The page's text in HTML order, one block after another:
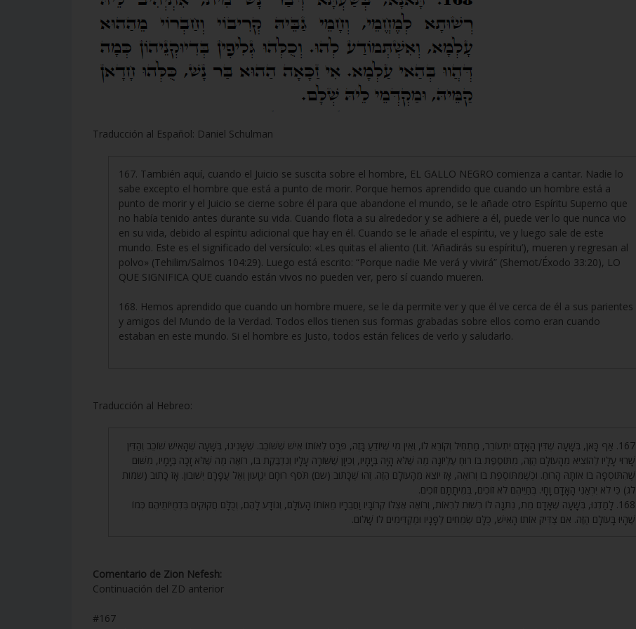
Traducción al Español: Daniel Schulman
167. También aquí, cuando el Juicio se suscita sobre el hombre, EL GALLO NEGRO comienza a cantar. Nadie lo
sabe excepto el hombre que está a punto de morir. Porque hemos aprendido que cuando un hombre está a
punto de morir y el Juicio se cierne sobre él para que abandone el mundo, se le añade otro Espíritu Superno que
no había tenido antes durante su vida. Cuando flota a su alrededor y se adhiere a él, puede ver lo que nunca vio
en su vida, debido al espíritu adicional que hay en él. Cuando se le añade el espíritu, ve y luego sale de este
mundo. Este es el significado del versículo: «Les quitas el aliento (Lit. ‘Añadirás su espíritu’), mueren y regresan al
polvo» (Tehilim/Salmos 104:29). Luego está escrito: “Porque nadie Me verá y vivirá” (Shemot/Éxodo 33:20), LO
QUE SIGNIFICA QUE cuando están vivos no pueden ver, pero sí cuando mueren.
168. Hemos aprendido que cuando un hombre muere, se le da permite ver y que él ve cerca de él a sus parientes
y amigos del Mundo de la Verdad. Todos ellos tienen sus formas grabadas sobre ellos como eran cuando
estaban en este mundo. Si el hombre es Justo, todos están felices de verlo y saludarlo.
Traducción al Hebreo:
167. אַף כָּאן, בְּשָׁעָה שֶׁדִּין הָאָדָם יִתְעוֹרֵר, מַתְחִיל וְקוֹרֵא לוֹ, וְאֵין מִי שֶׁיּוֹדֵעַ בָּזֶה, פְּרָט לְאוֹתוֹ אִישׁ שֶׁשּׁוֹכֵב. שֶׁשָּׁנִינוּ, בְּשָׁעָה שֶׁהָאִישׁ שׁוֹכֵב וְהַדִּין
שָׁרוּי עָלָיו לְהוֹצִיא מֵהָעוֹלָם הַזֶּה, מִתּוֹסֶפֶת בּוֹ רוּחַ עֶלְיוֹנָה מַה שֶּׁלֹּא הָיָה בְּיָמָיו, וְכֵיוָן שֶׁשּׁוֹרָה עָלָיו וְנִדְבֶּקֶת בּוֹ, רוֹאֶה מַה שֶּׁלֹּא זָכָה בְּיָמָיו, מִשּׁוּם
שֶׁהִתּוֹסְפָה בּוֹ אוֹתָהּ הָרוּחַ. וּכְשֶׁמִּתּוֹסֶפֶת בּוֹ וְרוֹאֶה, אָז יוֹצֵא מֵהָעוֹלָם הַזֶּה. זֶהוּ שֶׁכָּתוּב (שם) תֹּסֵף רוּחָם יִגְוָעוּן וְאֶל עֲפָרָם יְשׁוּבוּן. אָז כָּתוּב (שמות
לג) כִּי לֹא יִרְאַנִי הָאָדָם וָחָי. בְּחַיֵּיהֶם לֹא זוֹכִים, בְּמִיתָתָם זוֹכִים.
168. לָמַדְנוּ, בְּשָׁעָה שֶׁאָדָם מֵת, נִתְּנָה לוֹ רְשׁוּת לִרְאוֹת, וְרוֹאֶה אֶצְלוֹ קְרוֹבָיו וַחֲבֵרָיו מֵאוֹתוֹ הָעוֹלָם, וְנוֹדָע לָהֶם, וְכֻלָּם חֲקוּקִים בִּדְמֻיּוֹתֵיהֶם כְּמוֹ
שֶׁהָיוּ בָּעוֹלָם הַזֶּה. אִם צַדִּיק אוֹתוֹ הָאִישׁ, כֻּלָּם שְׂמֵחִים לְפָנָיו וּמַקְדִּימִים לוֹ שָׁלוֹם.
Comentario de Zion Nefesh:
Continuación del ZD anterior
#167